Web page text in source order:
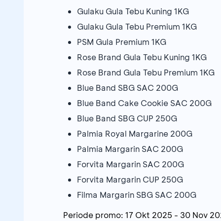
Gulaku Gula Tebu Kuning 1KG
Gulaku Gula Tebu Premium 1KG
PSM Gula Premium 1KG
Rose Brand Gula Tebu Kuning 1KG
Rose Brand Gula Tebu Premium 1KG
Blue Band SBG SAC 200G
Blue Band Cake Cookie SAC 200G
Blue Band SBG CUP 250G
Palmia Royal Margarine 200G
Palmia Margarin SAC 200G
Forvita Margarin SAC 200G
Forvita Margarin CUP 250G
Filma Margarin SBG SAC 200G
Periode promo: 17 Okt 2025 - 30 Nov